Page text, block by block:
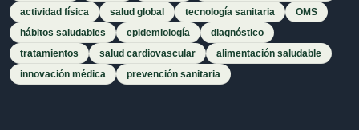
actividad física
salud global tecnología sanitaria
OMS
hábitos saludables
epidemiología
diagnóstico
tratamientos
salud cardiovascular
alimentación saludable
innovación médica
prevención sanitaria